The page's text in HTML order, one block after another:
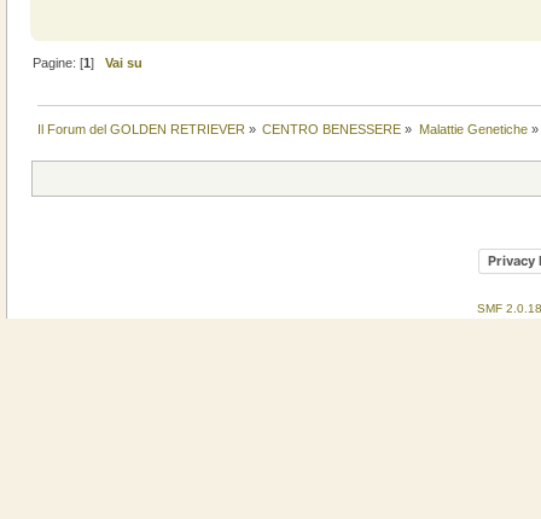
Pagine: [1]Vai su
Il Forum del GOLDEN RETRIEVER » CENTRO BENESSERE » Malattie Genetiche»
Privacy
SMF 2.0.18